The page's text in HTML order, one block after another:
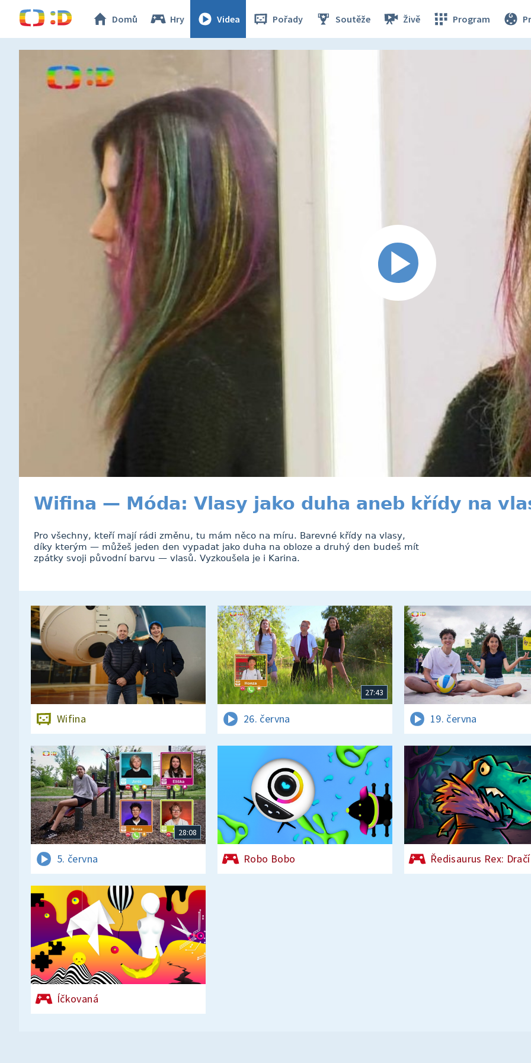
Domů Hry Videa Pořady Soutěže Živě Program
Wifina — Móda: Vlasy jako duha aneb křídy na
Pro všechny, kteří mají rádi změnu, tu mám něco na míru. Barevné křídy na vlasy,
díky kterým — můžeš jeden den vypadat jako duha na obloze a druhý den budeš mít
zpátky svoji původní barvu — vlasů. Vyzkoušela je i Karina.
Wifina
27:43
26. června 19. června
28:08
5. června Robo Bobo Ředisaurus Rex:
Íčkovaná